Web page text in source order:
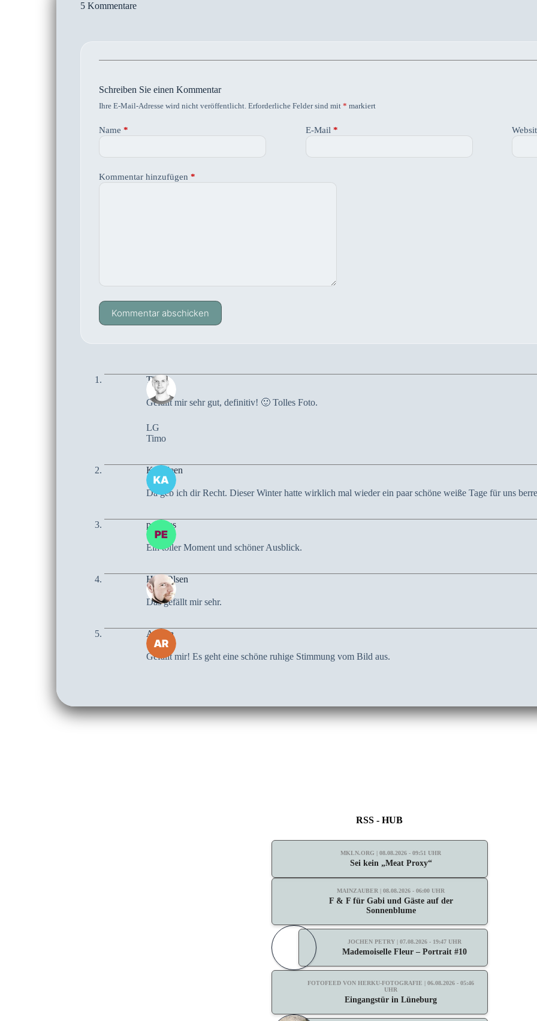
5 Kommentare
Schreiben Sie einen Kommentar
Ihre E-Mail-Adresse wird nicht veröffentlicht. Erforderliche Felder sind mit * markiert
Name * E-Mail *
Kommentar hinzufügen *
Kommentar abschicken
Timo
Gefällt mir sehr gut, definitiv! 🙂 Tolles Foto.
LG
Timo
Kaithleen
Da geb ich dir Recht. Dieser Winter hatte wirklich mal wieder ein paar schöne weiße Tage für uns
peaches
Ein toller Moment und schöner Ausblick.
Herr Olsen
Das gefällt mir sehr.
Arctica
Gefällt mir! Es geht eine schöne ruhige Stimmung vom Bild aus.
RSS - HUB
MKLN.ORG | 08.08.2026 - 09:51 UHR
Sei kein „Meat Proxy“
MAINZAUBER | 08.08.2026 - 06:00 UHR
F & F für Gabi und Gäste auf der
Sonnenblume
JOCHEN PETRY | 07.08.2026 - 19:47 UHR
Mademoiselle Fleur – Portrait #10
FOTOFEED VON HERKU-FOTOGRAFIE | 06.08.2026 - 05:46
UHR
Eingangstür in Lüneburg